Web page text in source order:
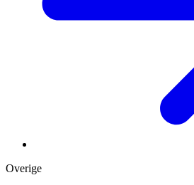
Overige